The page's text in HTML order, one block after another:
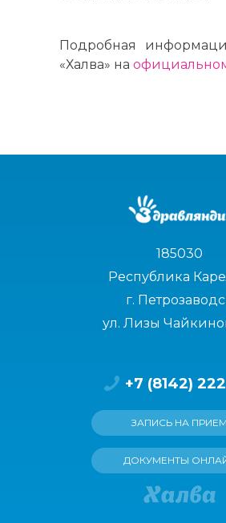
Подробная
«Халва» на
+7 (8142)
ЗАПИСЬ НА ПРИЕМ
ДОКУМЕНТЫ
185030
Республика
г.
ул. Лизы